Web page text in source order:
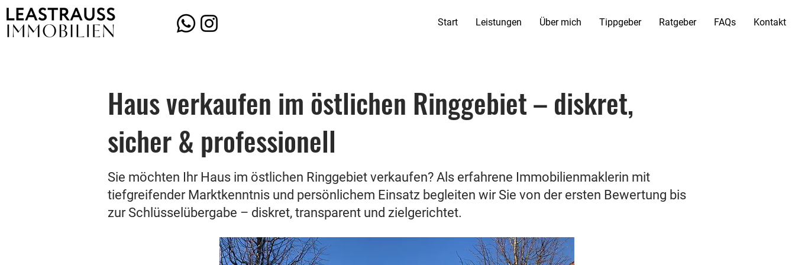
Start Leistungen Über mich Tippgeber Ratgeber FAQs Kontakt
Haus verkaufen im östlichen Ringgebiet – diskret,
sicher & professionell
Sie möchten Ihr Haus im östlichen Ringgebiet verkaufen? Als erfahrene Immobilienmaklerin mit
tiefgreifender Marktkenntnis und persönlichem Einsatz begleiten wir Sie von der ersten Bewertung bis
zur Schlüsselübergabe – diskret, transparent und zielgerichtet.